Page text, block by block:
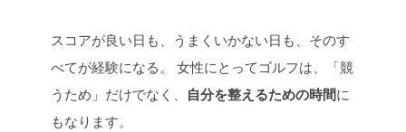
スコアが良い日も、うまくいかない日も、そのす
べてが経験になる。
女性にとってゴルフは、「競
うため」だけでなく、 自分を整えるための時間に
もなります。